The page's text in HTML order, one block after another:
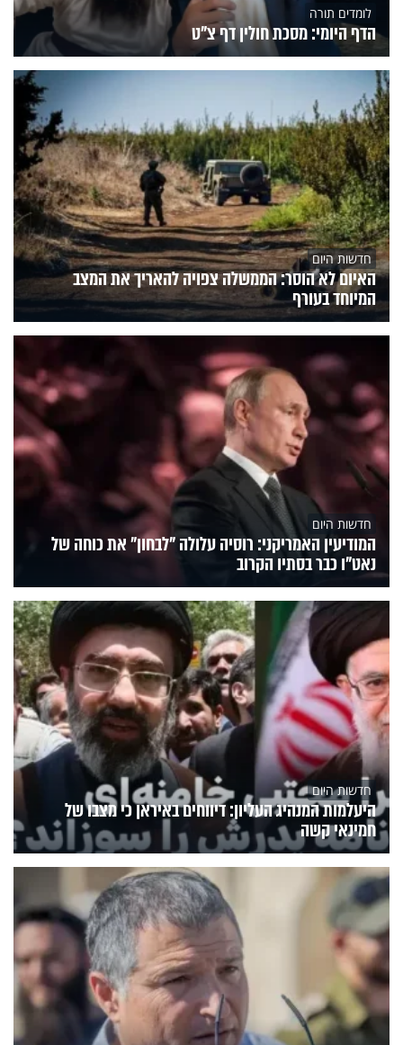
לומדים תורה
הדף היומי: מסכת חולין דף צ"ט
חדשות היום
האיום לא הוסר: הממשלה צפויה להאריך את המצב
המיוחד בעורף
חדשות היום
המודיעין האמריקני: רוסיה עלולה "לבחון" את כוחה של
נאט"ו כבר בסתיו הקרוב
חדשות היום
היעלמות המנהיג העליון: דיווחים באיראן כי מצבו של
חמינאי קשה